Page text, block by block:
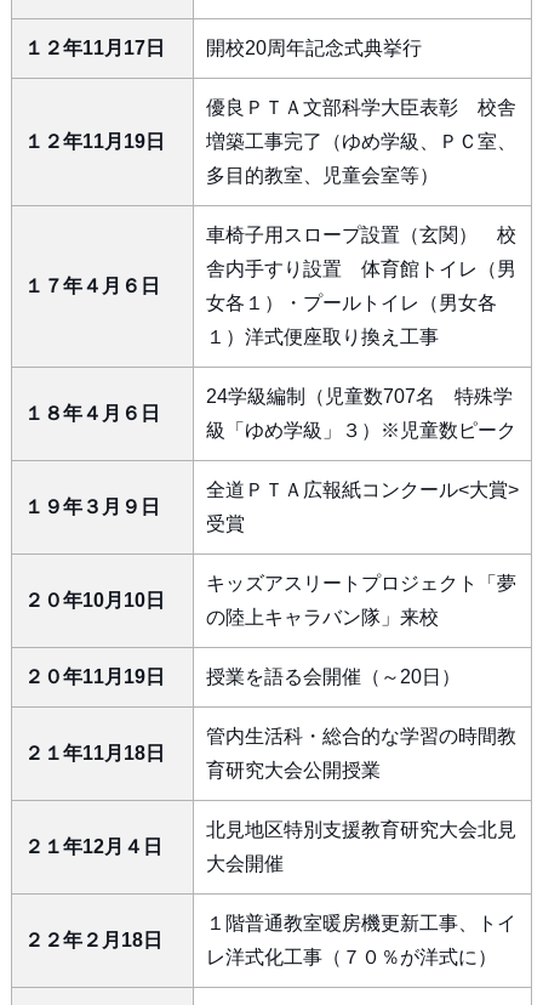
１２年11月17日 開校20周年記念式典挙行
１２年11月19日
優良ＰＴＡ文部科学大臣表彰 校舎
増築工事完了（ゆめ学級、ＰＣ室、
多目的教室、児童会室等）
１７年４月６日
車椅子用スロープ設置（玄関） 校
舎内手すり設置 体育館トイレ（男
女各１）・プールトイレ（男女各
１）洋式便座取り換え工事
１８年４月６日
24学級編制（児童数707名 特殊学
級「ゆめ学級」３）※児童数ピーク
１９年３月９日
全道ＰＴＡ広報紙コンクール<大賞>
受賞
２０年10月10日
キッズアスリートプロジェクト「夢
の陸上キャラバン隊」来校
２０年11月19日 授業を語る会開催（～20日）
２１年11月18日
管内生活科・総合的な学習の時間教
育研究大会公開授業
２１年12月４日
北見地区特別支援教育研究大会北見
大会開催
２２年２月18日
１階普通教室暖房機更新工事、トイ
レ洋式化工事（７０％が洋式に）